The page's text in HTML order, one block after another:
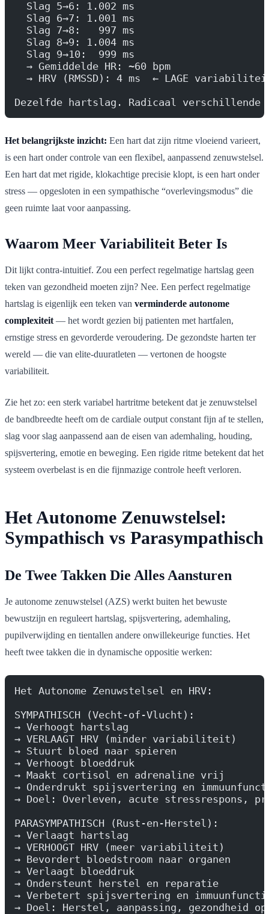
  Slag 5→6: 1.002 ms
  Slag 6→7: 1.001 ms
  Slag 7→8:   997 ms
  Slag 8→9: 1.004 ms
  Slag 9→10:  999 ms
  → Gemiddelde HR: ~60 bpm
→ HRV (RMSSD): 4 ms  ← LAGE
Dezelfde hartslag. Radicaal verschillende
Het belangrijkste inzicht: Een hart dat zijn ritme vloeiend varieert,
is een hart onder controle van een flexibel, aanpassend zenuwstelsel.
Een hart dat met rigide, klokachtige precisie klopt, is een hart onder
stress — opgesloten in een sympathische “overlevingsmodus” die
geen ruimte laat voor aanpassing.
Waarom Meer Variabiliteit Beter Is
Dit lijkt contra-intuitief. Zou een perfect regelmatige hartslag geen
teken van gezondheid moeten zijn? Nee. Een perfect regelmatige
hartslag is eigenlijk een teken van verminderde autonome
complexiteit — het wordt gezien bij patienten met hartfalen,
ernstige stress en gevorderde veroudering. De gezondste harten ter
wereld — die van elite-duuratleten — vertonen de hoogste
variabiliteit.
Zie het zo: een sterk variabel hartritme betekent dat je zenuwstelsel
de bandbreedte heeft om de cardiale output constant fijn af te stellen,
slag voor slag aanpassend aan de eisen van ademhaling, houding,
spijsvertering, emotie en beweging. Een rigide ritme betekent dat het
systeem overbelast is en die fijnmazige controle heeft verloren.
Het Autonome Zenuwstelsel:
Sympathisch vs Parasympathisch
De Twee Takken Die Alles Aansturen
Je autonome zenuwstelsel (AZS) werkt buiten het bewuste
bewustzijn en reguleert hartslag, spijsvertering, ademhaling,
pupilverwijding en tientallen andere onwillekeurige functies. Het
heeft twee takken die in dynamische oppositie werken:
Het Autonome Zenuwstelsel en HRV:
SYMPATHISCH (Vecht-of-Vlucht):
→ Verhoogt hartslag
→ VERLAAGT HRV (minder variabiliteit)
→ Stuurt bloed naar spieren
→ Verhoogt bloeddruk
→ Maakt cortisol en adrenaline vrij
→ Onderdrukt spijsvertering en
→ Doel: Overleven, acute stressrespons,
PARASYMPATHISCH (Rust-en-Herstel):
→ Verlaagt hartslag
→ VERHOOGT HRV (meer variabiliteit)
→ Bevordert bloedstroom naar organen
→ Verlaagt bloeddruk
→ Ondersteunt herstel en reparatie
→ Verbetert spijsvertering en
→ Doel: Herstel, aanpassing, gezondheid